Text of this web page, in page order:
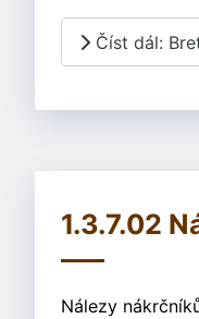
Číst dál:
1.3.7.02
Nálezy